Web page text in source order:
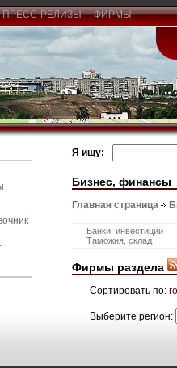
РЕЛИЗЫ ФИРМЫ
.
Я ищу:
Бизнес, финансы
Главная страница
Банки, инвестиции
Таможня, склад
Фирмы раздела
Сортировать по:
Выберите регион: